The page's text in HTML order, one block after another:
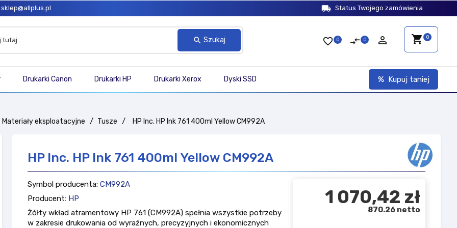
sklep@allplus.pl local_shipping Status Twojego zamówienia
shopping_cart 0
person_outline
compare_arrows 0
favorite_border 0
search Szukaj
Kupuj taniej
Drukarki Canon Drukarki HP Drukarki Xerox Dyski SSD
Materiały eksploatacyjne Tusze HP Inc. HP Ink 761 400ml Yellow CM992A
HP Inc. HP Ink 761 400ml Yellow CM992A
Symbol producenta: CM992A
Producent: HP
Żółty wkład atramentowy HP 761 (CM992A) spełnia wszystkie potrzeby
w zakresie drukowania od wyraźnych, precyzyjnych i ekonomicznych
1 070,42 zł
870.26 netto